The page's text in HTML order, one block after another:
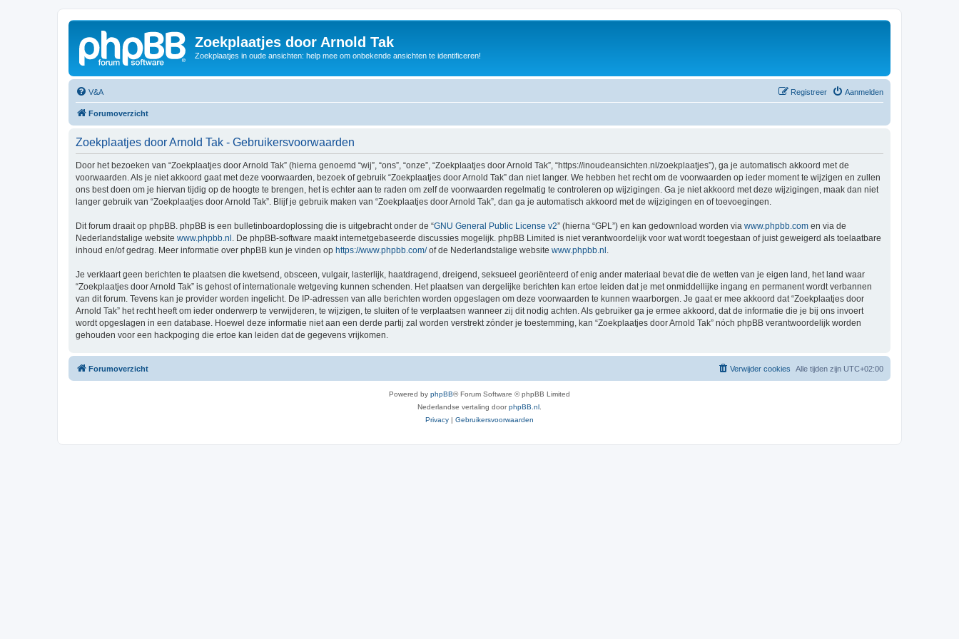
Zoekplaatjes door Arnold Tak
Zoekplaatjes in oude ansichten: help mee om onbekende ansichten te identificeren!
V&A Aanmelden
Registreer
Forumoverzicht
Zoekplaatjes door Arnold Tak - Gebruikersvoorwaarden
Door het bezoeken van “Zoekplaatjes door Arnold Tak” (hierna genoemd “wij”, “ons”, “onze”, “Zoekplaatjes door Arnold Tak”, “https://inoudeansichten.nl/zoekplaatjes”), ga je automatisch akkoord met de
voorwaarden. Als je niet akkoord gaat met deze voorwaarden, bezoek of gebruik “Zoekplaatjes door Arnold Tak” dan niet langer. We hebben het recht om de voorwaarden op ieder moment te wijzigen en zullen
ons best doen om je hiervan tijdig op de hoogte te brengen, het is echter aan te raden om zelf de voorwaarden regelmatig te controleren op wijzigingen. Ga je niet akkoord met deze wijzigingen, maak dan niet
langer gebruik van “Zoekplaatjes door Arnold Tak”. Blijf je gebruik maken van “Zoekplaatjes door Arnold Tak”, dan ga je automatisch akkoord met de wijzigingen en of toevoegingen.
Dit forum draait op phpBB. phpBB is een bulletinboardoplossing die is uitgebracht onder de “GNU General Public License v2” (hierna “GPL”) en kan gedownload worden via www.phpbb.com en via de
Nederlandstalige website www.phpbb.nl . De phpBB-software maakt internetgebaseerde discussies mogelijk. phpBB Limited is niet verantwoordelijk voor wat wordt toegestaan of juist geweigerd als toelaatbare
inhoud en/of gedrag. Meer informatie over phpBB kun je vinden op https://www.phpbb.com/of de Nederlandstalige website www.phpbb.nl
Je verklaart geen berichten te plaatsen die kwetsend, obsceen, vulgair, lasterlijk, haatdragend, dreigend, seksueel georiënteerd of enig ander materiaal bevat die de wetten van je eigen land, het land waar
“Zoekplaatjes door Arnold Tak” is gehost of internationale wetgeving kunnen schenden. Het plaatsen van dergelijke berichten kan ertoe leiden dat je met onmiddellijke ingang en permanent wordt verbannen
van dit forum. Tevens kan je provider worden ingelicht. De IP-adressen van alle berichten worden opgeslagen om deze voorwaarden te kunnen waarborgen. Je gaat er mee akkoord dat “Zoekplaatjes door
Arnold Tak” het recht heeft om ieder onderwerp te verwijderen, te wijzigen, te sluiten of te verplaatsen wanneer zij dit nodig achten. Als gebruiker ga je ermee akkoord, dat de informatie die je bij ons invoert
wordt opgeslagen in een database. Hoewel deze informatie niet aan een derde partij zal worden verstrekt zónder je toestemming, kan “Zoekplaatjes door Arnold Tak” nóch phpBB verantwoordelijk worden
gehouden voor een hackpoging die ertoe kan leiden dat de gegevens vrijkomen.
Forumoverzicht Alle tijden zijn UTC+02:00
Verwijder cookies
Powered by phpBB® Forum Software © phpBB Limited
Nederlandse vertaling doorphpBB.nl
Privacy | Gebruikersvoorwaarden